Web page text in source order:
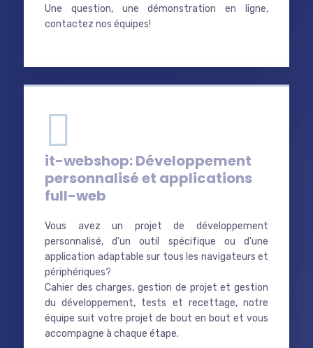
Une question, une démonstration en ligne,
contactez nos équipes!
it-webshop: Développement
personnalisé et applications
full-web
Vous avez un projet de développement
personnalisé, d'un outil spécifique ou d'une
application adaptable sur tous les navigateurs et
périphériques?
Cahier des charges, gestion de projet et gestion
du développement, tests et recettage, notre
équipe suit votre projet de bout en bout et vous
accompagne à chaque étape.